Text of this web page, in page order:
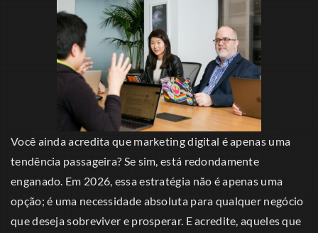
Você ainda acredita que marketing digital é apenas uma
tendência passageira? Se sim, está redondamente
enganado. Em 2026, essa estratégia não é apenas uma
opção; é uma necessidade absoluta para qualquer negócio
que deseja sobreviver e prosperar. E acredite, aqueles que